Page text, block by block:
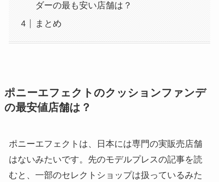
ダーの最も安い店舗は？
まとめ
ポニーエフェクトのクッションファンデ
の最安値店舗は？
ポニーエフェクトは、日本には専門の実販売店舗
はないみたいです。先のモデルプレスの記事を読
むと、一部のセレクトショップは扱っているみた